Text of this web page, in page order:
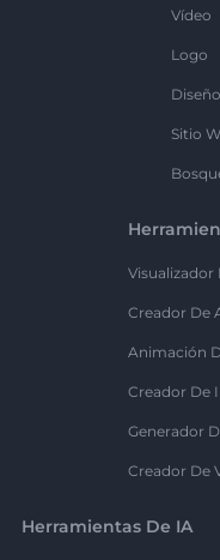
Vídeo
Logo
Sitio
Visualizador
Creador De
Animación
Creador De
Generador
Creador De
Herramientas De IA